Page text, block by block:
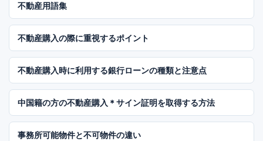
不動産用語集
不動産購入の際に重視するポイント
不動産購入時に利用する銀行ローンの種類と注意点
中国籍の方の不動産購入＊サイン証明を取得する方法
事務所可能物件と不可物件の違い